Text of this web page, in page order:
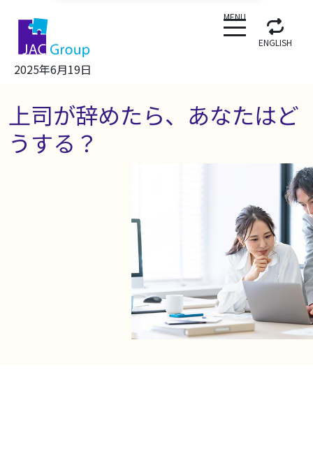
MENU
ENGLISH
上司が辞めたら、あなたはど
うする？
2025年6月19日